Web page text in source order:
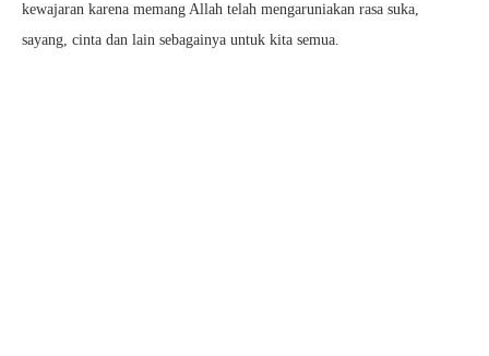
kewajaran karena memang Allah telah mengaruniakan rasa suka,
sayang, cinta dan lain sebagainya untuk kita semua.